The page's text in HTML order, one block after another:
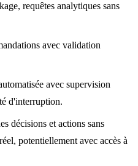
requêtes analytiques sans
avec validation
avec supervision
d'interruption.
décisions et actions sans
potentiellement avec accès à